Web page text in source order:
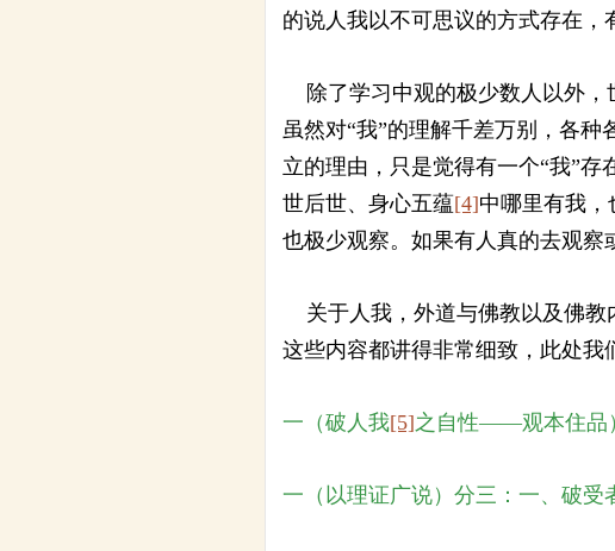
的说人我以不可思议的方式存在，
除了学习中观的极少数人以外，
虽然对“我”的理解千差万别，各
立的理由，只是觉得有一个“我”
世后世、身心五蕴[4]中哪里有我，
也极少观察。如果有人真的去观察
关于人我，外道与佛教以及佛教
这些内容都讲得非常细致，此处我
一（破人我[5]之自性——观本住品
一（以理证广说）分三：一、破受